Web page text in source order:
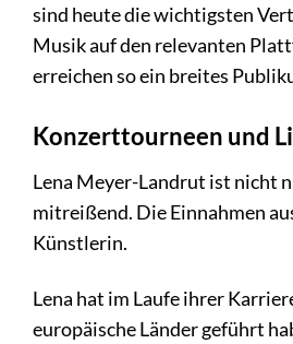
sind heute die wichtigsten
Musik auf den relevanten
erreichen so ein breites
Konzerttourneen und
Lena Meyer-Landrut ist nicht
mitreißend. Die Einnahmen
Künstlerin.
Lena hat im Laufe ihrer
europäische Länder geführt